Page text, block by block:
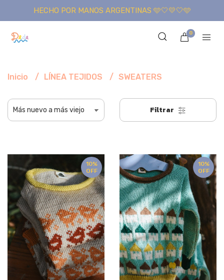
HECHO POR MANOS ARGENTINAS 🩵🤍💛🤍🩵
0
Inicio LÍNEA TEJIDOS SWEATERS
Filtrar
10%
OFF
10%
OFF